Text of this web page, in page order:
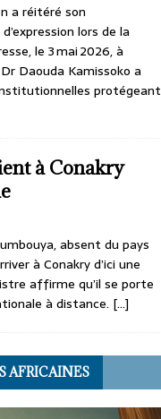
a réitéré son
lors de la
le 3 mai 2026, à
Daouda Kamissoko a
protégeant
à Conakry
absent du pays
à Conakry d’ici une
affirme qu’il se porte
à distance. […]
AFRICAINES